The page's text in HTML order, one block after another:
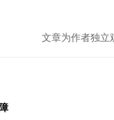
文章为作者独立